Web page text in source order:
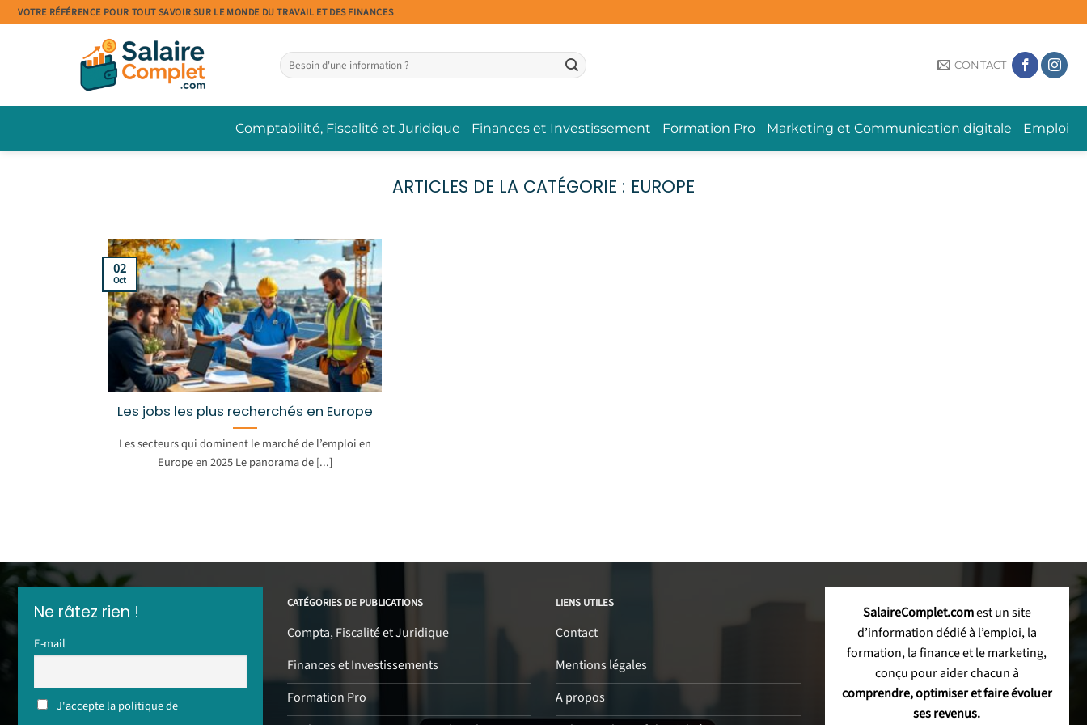
Passer
au
VOTRE RÉFÉRENCE POUR TOUT SAVOIR SUR LE MONDE DU TRAVAIL ET DES FINANCES
CONTACT
Comptabilité, Fiscalité et Juridique Finances et Investissement Formation Pro Marketing et Communication digitale Emploi
EUROPE
Les jobs les plus recherchés en Europe
Les secteurs qui dominent le marché de l’emploi en
Europe en 2025 Le panorama de [...]
02
Oct
Ne râtez rien !
E-mail
J'accepte la politique de
CATÉGORIES DE PUBLICATIONS
Compta, Fiscalité et Juridique
Finances et Investissements
Formation Pro
LIENS UTILES
Contact
Mentions légales
A propos
SalaireComplet.comest un site
d’information dédié à l’emploi, la
formation, la finance et le marketing,
conçu pour aider chacun à
comprendre, optimiser et faire évoluer
ses revenus.